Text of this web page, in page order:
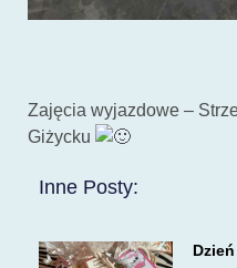
Zajęcia wyjazdowe –
Giżycku
Inne Posty: